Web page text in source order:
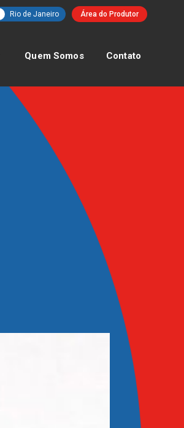
Rio de Janeiro Área do Produtor
Quem Somos Contato